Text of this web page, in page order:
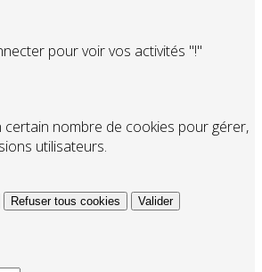
pour voir vos activités "!"
certain nombre de cookies pour gérer,
utilisateurs.
Refuser tous cookies Valider